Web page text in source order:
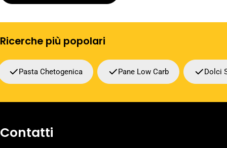
Ricerche più popolari
Pasta Chetogenica Pane Low Carb Dolci
Contatti